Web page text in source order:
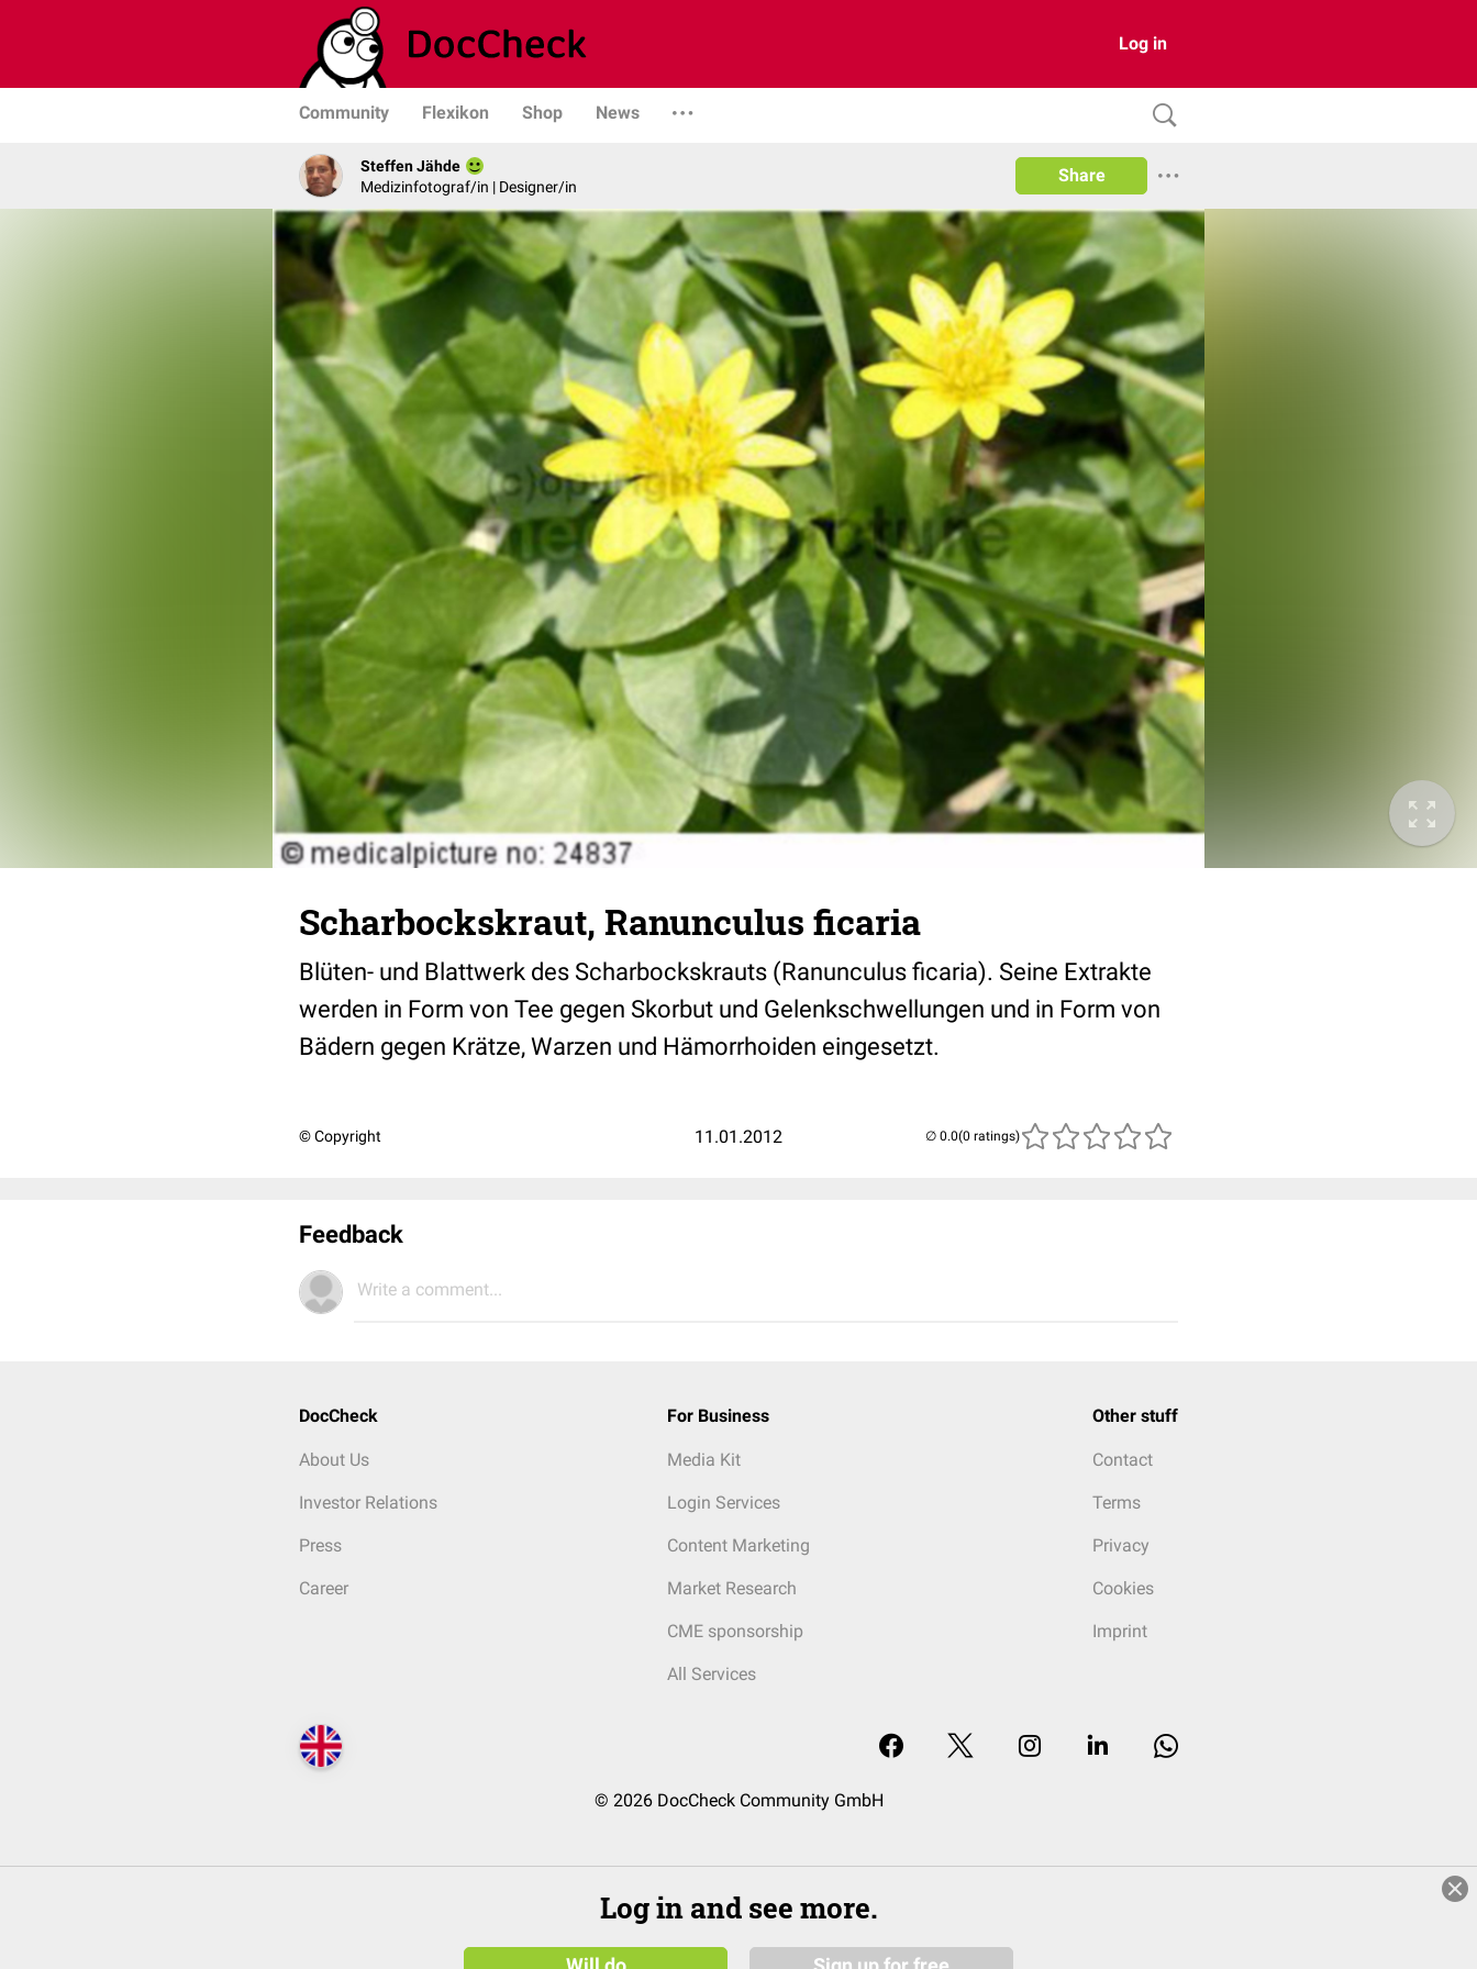
Log in
Community Flexikon Shop News
Steffen Jähde
Medizinfotograf/in | Designer/in
Share
Scharbockskraut, Ranunculus ficaria
Blüten- und Blattwerk des Scharbockskrauts (Ranunculus ficaria). Seine Extrakte
werden in Form von Tee gegen Skorbut und Gelenkschwellungen und in Form von
Bädern gegen Krätze, Warzen und Hämorrhoiden eingesetzt.
© Copyright 11.01.2012 (0 ratings)
Feedback
Write a comment...
DocCheck
About Us
Investor Relations
Press
Career
For Business
Media Kit
Login Services
Content Marketing
Market Research
CME sponsorship
All Services
Other stuff
Contact
Terms
Privacy
Cookies
Imprint
© 2026 DocCheck Community GmbH
Log in and see more.